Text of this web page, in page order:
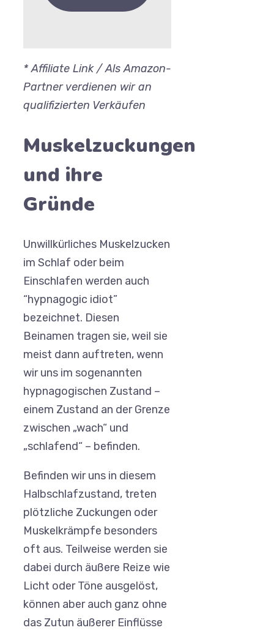
* Affiliate Link / Als Amazon-
Partner verdienen wir an
qualifizierten Verkäufen
Muskelzuckungen
und ihre
Gründe
Unwillkürliches Muskelzucken
im Schlaf oder beim
Einschlafen werden auch
“hypnagogic idiot”
bezeichnet. Diesen
Beinamen tragen sie, weil sie
meist dann auftreten, wenn
wir uns im sogenannten
hypnagogischen Zustand –
einem Zustand an der Grenze
zwischen „wach“ und
„schlafend“ – befinden.
Befinden wir uns in diesem
Halbschlafzustand, treten
plötzliche Zuckungen oder
Muskelkrämpfe besonders
oft aus. Teilweise werden sie
dabei durch äußere Reize wie
Licht oder Töne ausgelöst,
können aber auch ganz ohne
das Zutun äußerer Einflüsse